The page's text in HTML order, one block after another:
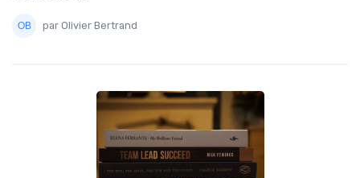
par Olivier Bertrand